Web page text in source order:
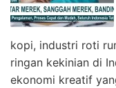
kopi, industri roti
ringan kekinian di
ekonomi kreatif